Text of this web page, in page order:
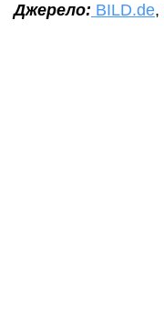
Джерело: BILD.de,